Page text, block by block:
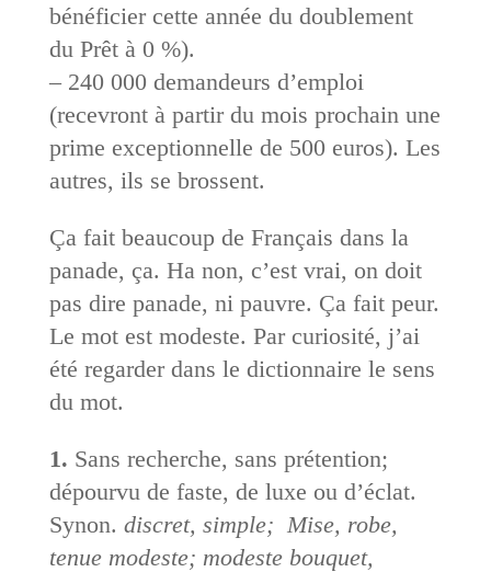
bénéficier cette année du doublement
du Prêt à 0 %).
– 240 000 demandeurs d’emploi
(recevront à partir du mois prochain une
prime exceptionnelle de 500 euros). Les
autres, ils se brossent.
Ça fait beaucoup de Français dans la
panade, ça. Ha non, c’est vrai, on doit
pas dire panade, ni pauvre. Ça fait peur.
Le mot est modeste. Par curiosité, j’ai
été regarder dans le dictionnaire le sens
du mot.
1. Sans recherche, sans prétention;
dépourvu de faste, de luxe ou d’éclat.
Synon. discret, simple; Mise, robe,
tenue modeste; modeste bouquet,